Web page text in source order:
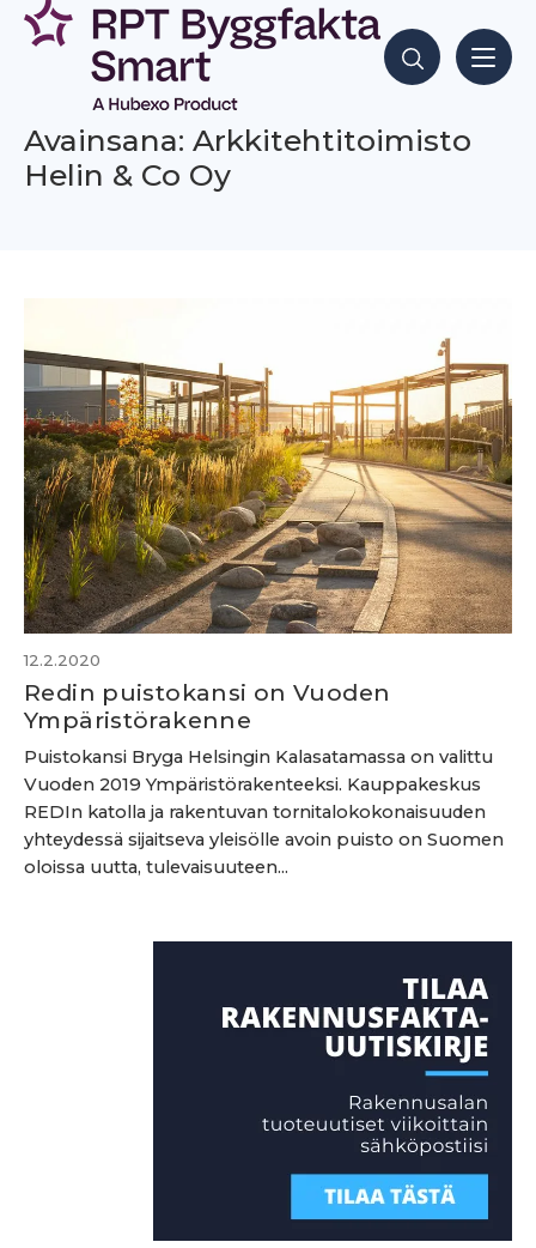
Siirry
sisältöön
Hae sisältöjä
Avainsana: Arkkitehtitoimisto
Helin & Co Oy
12.2.2020
Redin puistokansi on Vuoden
Ympäristörakenne
Puistokansi Bryga Helsingin Kalasatamassa on valittu
Vuoden 2019 Ympäristörakenteeksi. Kauppakeskus
REDIn katolla ja rakentuvan tornitalokokonaisuuden
yhteydessä sijaitseva yleisölle avoin puisto on Suomen
oloissa uutta, tulevaisuuteen...